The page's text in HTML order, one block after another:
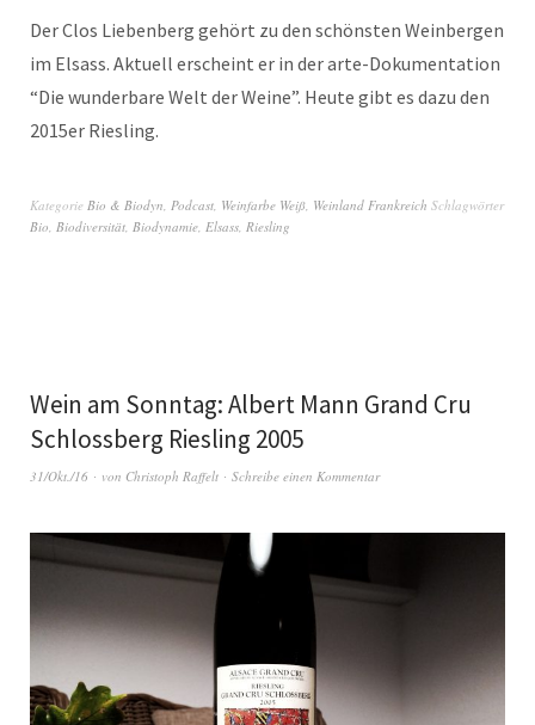
Der Clos Liebenberg gehört zu den schönsten Weinbergen
im Elsass. Aktuell erscheint er in der arte-Dokumentation
“Die wunderbare Welt der Weine”. Heute gibt es dazu den
2015er Riesling.
Kategorie Bio & Biodyn Podcast Weinfarbe Weiß Weinland Frankreich Schlagwörter
Bio Biodiversität Biodynamie Elsass Riesling
Wein am Sonntag: Albert Mann Grand Cru
Schlossberg Riesling 2005
31/Okt./16 von Christoph Raffelt Schreibe einen Kommentar